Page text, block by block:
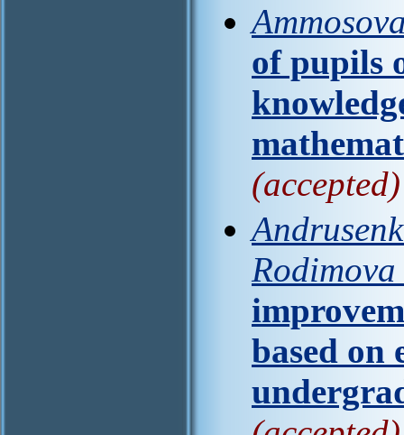
of pupils
(accepted)
based on